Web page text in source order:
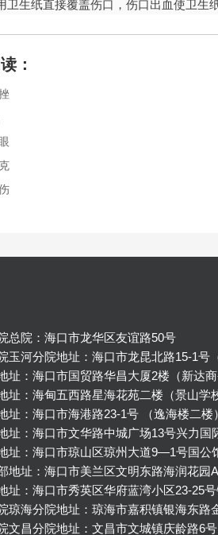
卫生纸直接覆盖伤口，伤口出血使卫生
：
总院：海口市龙华区友谊路50号
玉河分院地址：海口市龙昆北路15-1号
址：海口市国贸路华昌大厦2楼（新达商
址：海甸五西路星海花苑二楼（景山学
址：海口市海港路23-1号 （逸海楼二楼）
址：海口市文华路中城广场13号兴力国
址：海口市琼山区琼州大道9—1号国公
地址：海口市美兰区文明东路海润花园
址：海口市秀英区华府蓝湾小区23-25
琼海分院地址：琼海市嘉积镇银海东路
文昌分院地址：文昌市文城镇庆龄路6号